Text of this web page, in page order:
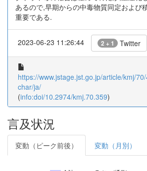
あるので,早期からの中毒物質同定および
重要である.
2023-06-23 11:26:44 2 + 1 Twitter
https://www.jstage.jst.go.jp/article/kmj/
char/ja/
(info:doi/10.2974/kmj.70.359)
言及状況
変動（ピーク前後） 変動（月別）